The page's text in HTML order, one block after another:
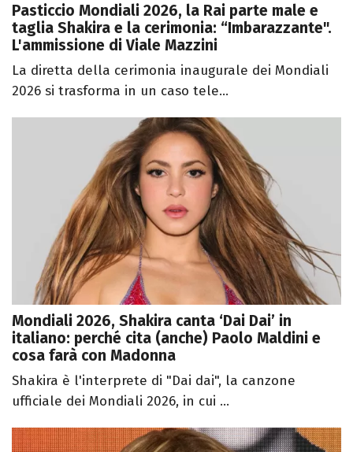
Pasticcio Mondiali 2026, la Rai parte male e
taglia Shakira e la cerimonia: “Imbarazzante".
L'ammissione di Viale Mazzini
La diretta della cerimonia inaugurale dei Mondiali
2026 si trasforma in un caso tele...
Mondiali 2026, Shakira canta ‘Dai Dai’ in
italiano: perché cita (anche) Paolo Maldini e
cosa farà con Madonna
Shakira è l'interprete di "Dai dai", la canzone
ufficiale dei Mondiali 2026, in cui ...